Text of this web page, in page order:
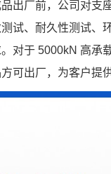
出厂前，公司对支
试、耐久性测试、
对于 5000kN 高承
可出厂，为客户提